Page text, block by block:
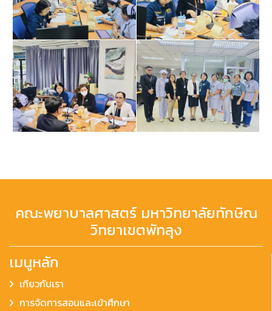
คณะพยาบาลศาสตร์ มหาวิทยาลัยทักษิณ
วิทยาเขตพัทลุง
เมนูหลัก
เกียวกับเรา
การจัดการสอนและเข้าศึกษา